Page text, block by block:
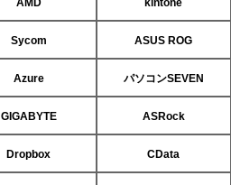
AMD kintone
Sycom ASUS ROG
Azure パソコンSEVEN
GIGABYTE ASRock
Dropbox CData